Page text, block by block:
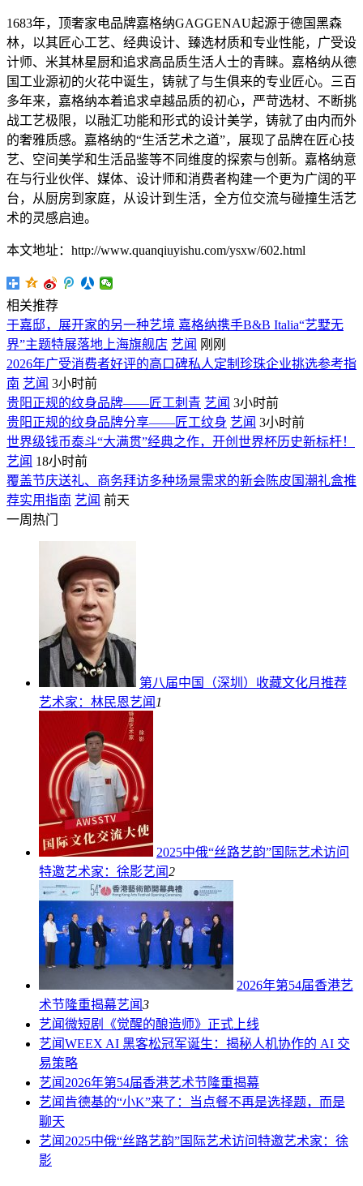
1683年，顶奢家电品牌嘉格纳GAGGENAU起源于德国黑森
林，以其匠心工艺、经典设计、臻选材质和专业性能，广受设
计师、米其林星厨和追求高品质生活人士的青睐。嘉格纳从德
国工业源初的火花中诞生，铸就了与生俱来的专业匠心。三百
多年来，嘉格纳本着追求卓越品质的初心，严苛选材、不断挑
战工艺极限，以融汇功能和形式的设计美学，铸就了由内而外
的奢雅质感。嘉格纳的“生活艺术之道”，展现了品牌在匠心技
艺、空间美学和生活品鉴等不同维度的探索与创新。嘉格纳意
在与行业伙伴、媒体、设计师和消费者构建一个更为广阔的平
台，从厨房到家庭，从设计到生活，全方位交流与碰撞生活艺
术的灵感启迪。
本文地址：http://www.quanqiuyishu.com/ysxw/602.html
相关推荐
于嘉邸，展开家的另一种艺境 嘉格纳携手B&B Italia“艺墅无
界”主题特展落地上海旗舰店 艺闻 刚刚
2026年广受消费者好评的高口碑私人定制珍珠企业挑选参考指
南 艺闻 3小时前
贵阳正规的纹身品牌——匠工刺青 艺闻 3小时前
贵阳正规的纹身品牌分享——匠工纹身 艺闻 3小时前
世界级钱币泰斗“大满贯”经典之作，开创世界杯历史新标杆！
艺闻 18小时前
覆盖节庆送礼、商务拜访多种场景需求的新会陈皮国潮礼盒推
荐实用指南 艺闻 前天
一周热门
第八届中国（深圳）收藏文化月推荐
艺术家：林民恩艺闻1
2025中俄“丝路艺韵”国际艺术访问
特邀艺术家：徐影艺闻2
2026年第54届香港艺
术节隆重揭幕艺闻3
艺闻微短剧《觉醒的酿造师》正式上线
艺闻WEEX AI 黑客松冠军诞生：揭秘人机协作的 AI 交
易策略
艺闻2026年第54届香港艺术节隆重揭幕
艺闻 肯德基的“小K”来了：当点餐不再是选择题，而是
聊天
艺闻2025中俄“丝路艺韵”国际艺术访问特邀艺术家：徐
影